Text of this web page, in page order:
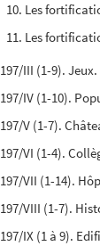
10. Les
11. Les
197/III (1-9). Jeux.
197/IV (1-10).
197/V (1-7).
197/VI (1-4).
197/VII (1-14).
197/VIII (1-7).
197/IX (1 à 9).